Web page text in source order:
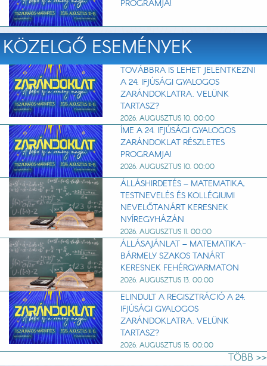
PROGRAMJA!
KÖZELGŐ ESEMÉNYEK
TOVÁBBRA IS LEHET JELENTKEZNI
A 24. IFJÚSÁGI GYALOGOS
ZARÁNDOKLATRA. VELÜNK
TARTASZ?
2026. AUGUSZTUS 10. 00:00
ÍME A 24. IFJÚSÁGI GYALOGOS
ZARÁNDOKLAT RÉSZLETES
PROGRAMJA!
2026. AUGUSZTUS 10. 00:00
ÁLLÁSHIRDETÉS – MATEMATIKA,
TESTNEVELÉS ÉS KOLLÉGIUMI
NEVELŐTANÁRT KERESNEK
NYÍREGYHÁZÁN
2026. AUGUSZTUS 11. 00:00
ÁLLÁSAJÁNLAT – MATEMATIKA-
BÁRMELY SZAKOS TANÁRT
KERESNEK FEHÉRGYARMATON
2026. AUGUSZTUS 13. 00:00
ELINDULT A REGISZTRÁCIÓ A 24.
IFJÚSÁGI GYALOGOS
ZARÁNDOKLATRA. VELÜNK
TARTASZ?
2026. AUGUSZTUS 15. 00:00
TÖBB >>